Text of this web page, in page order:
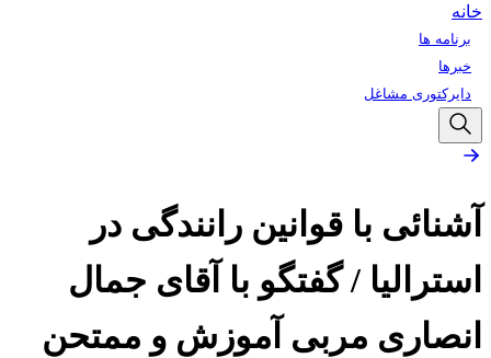
خانه
برنامه ها
خبرها
دایرکتوری مشاغل
آشنائی با قوانین رانندگی در
استرالیا / گفتگو با آقای جمال
انصاری مربی آموزش و ممتحن